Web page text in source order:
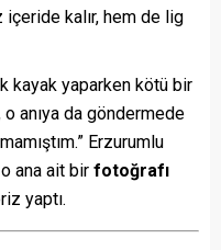
kalır, hem de lig
kayak yaparken kötü bir
anıya da göndermede
Erzurumlu
ana ait bir fotoğrafı
yaptı.